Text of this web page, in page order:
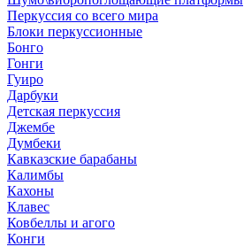
Перкуссия со всего мира
Блоки перкуссионные
Бонго
Гонги
Гуиро
Дарбуки
Детская перкуссия
Джембе
Думбеки
Кавказские барабаны
Калимбы
Кахоны
Клавес
Ковбеллы и агого
Конги